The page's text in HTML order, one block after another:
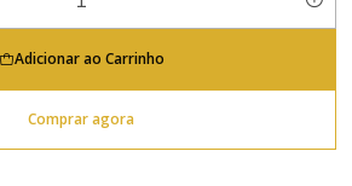
Adicionar ao Carrinho
Comprar agora